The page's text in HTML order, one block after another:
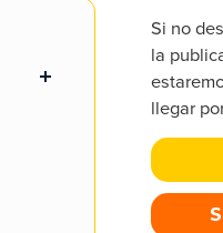
Si no
la
llegar